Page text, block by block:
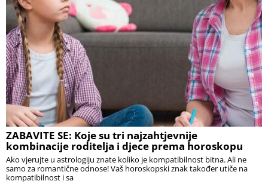
ZABAVITE SE: Koje su tri najzahtjevnije
kombinacije roditelja i djece prema horoskopu
Ako vjerujte u astrologiju znate koliko je kompatibilnost bitna. Ali ne
samo za romantične odnose! Vaš horoskopski znak također utiče na
kompatibilnost i sa